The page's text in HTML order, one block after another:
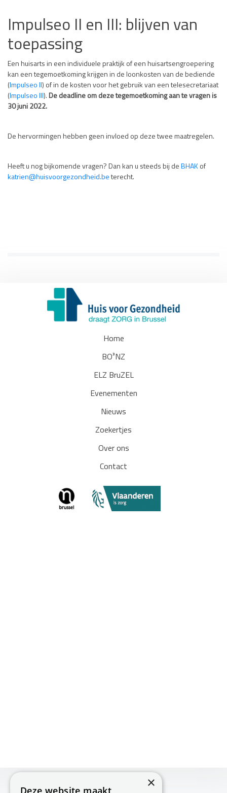
Impulseo II en III: blijven van
toepassing
Een huisarts in een individuele praktijk of een huisartsengroepering
kan een tegemoetkoming krijgen in de loonkosten van de bediende
(Impulseo II) of in de kosten voor het gebruik van een telesecretariaat
(Impulseo III). De deadline om deze tegemoetkoming aan te vragen is
30 juni 2022.
De hervormingen hebben geen invloed op deze twee maatregelen.
Heeft u nog bijkomende vragen? Dan kan u steeds bij de BHAK of
katrien@huisvoorgezondheid.be terecht.
Home
BO³NZ
ELZ BruZEL
Evenementen
Nieuws
Zoekertjes
Over ons
Contact
×
Deze website maakt